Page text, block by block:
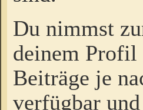
Du nimmst
deinem Profil
Beiträge je
verfügbar